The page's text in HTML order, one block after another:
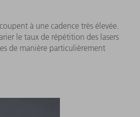
à une cadence très élevée.
le taux de répétition des lasers
de manière particulièrement